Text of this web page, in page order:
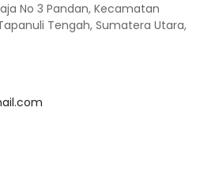
No 3 Pandan, Kecamatan
Tengah, Sumatera Utara,